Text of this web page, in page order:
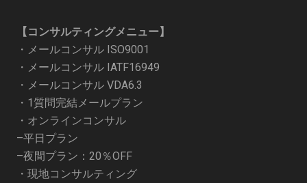
【コンサルティングメニュー】
・ メールコンサル ISO9001
・ メールコンサル IATF16949
・ メールコンサル VDA6.3
・ 1質問完結メールプラン
・オンラインコンサル
–平日プラン
–夜間プラン：20％OFF
・ 現地コンサルティング